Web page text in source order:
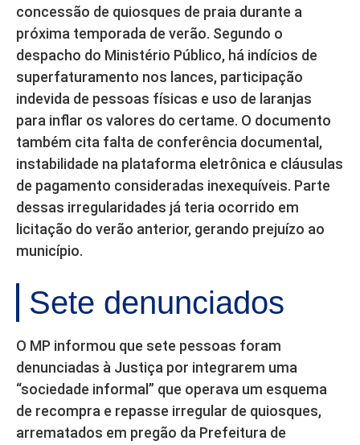
concessão de quiosques de praia durante a
próxima temporada de verão. Segundo o
despacho do Ministério Público, há indícios de
superfaturamento nos lances, participação
indevida de pessoas físicas e uso de laranjas
para inflar os valores do certame. O documento
também cita falta de conferência documental,
instabilidade na plataforma eletrônica e cláusulas
de pagamento consideradas inexequíveis. Parte
dessas irregularidades já teria ocorrido em
licitação do verão anterior, gerando prejuízo ao
município.
Sete denunciados
O MP informou que sete pessoas foram
denunciadas à Justiça por integrarem uma
“sociedade informal” que operava um esquema
de recompra e repasse irregular de quiosques,
arrematados em pregão da Prefeitura de